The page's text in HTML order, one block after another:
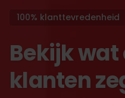
100% klanttevredenheid
Bekijk wat
klanten